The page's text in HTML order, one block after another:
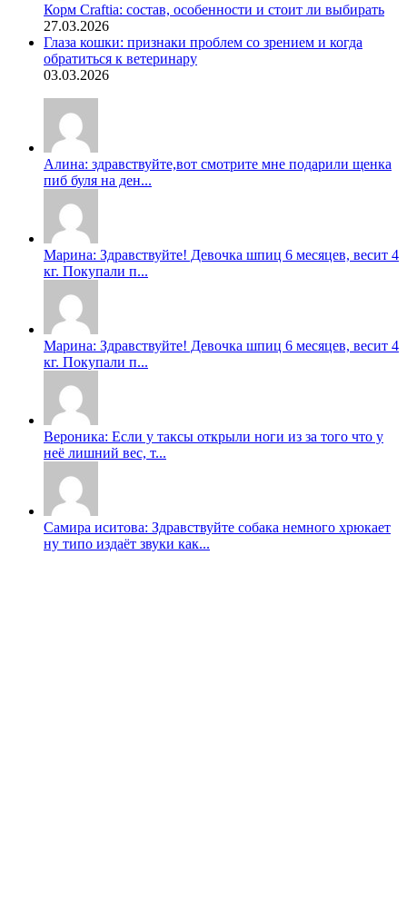
Корм Craftia: состав, особенности и стоит ли выбирать
27.03.2026
Глаза кошки: признаки проблем со зрением и когда
обратиться к ветеринару
03.03.2026
Алина: здравствуйте,вот смотрите мне подарили щенка
пиб буля на ден...
Марина: Здравствуйте! Девочка шпиц 6 месяцев, весит 4
кг. Покупали п...
Марина: Здравствуйте! Девочка шпиц 6 месяцев, весит 4
кг. Покупали п...
Вероника: Если у таксы открыли ноги из за того что у
неë лишний вес, т...
Самира иситова: Здравствуйте собака немного хрюкает
ну типо издаёт звуки как...